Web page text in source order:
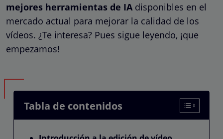
mejores herramientas de IA disponibles en el
mercado actual para mejorar la calidad de los
vídeos. ¿Te interesa? Pues sigue leyendo, ¡que
empezamos!
Tabla de contenidos